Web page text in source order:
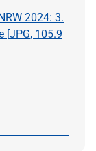
2024: 3.
[JPG, 105.9